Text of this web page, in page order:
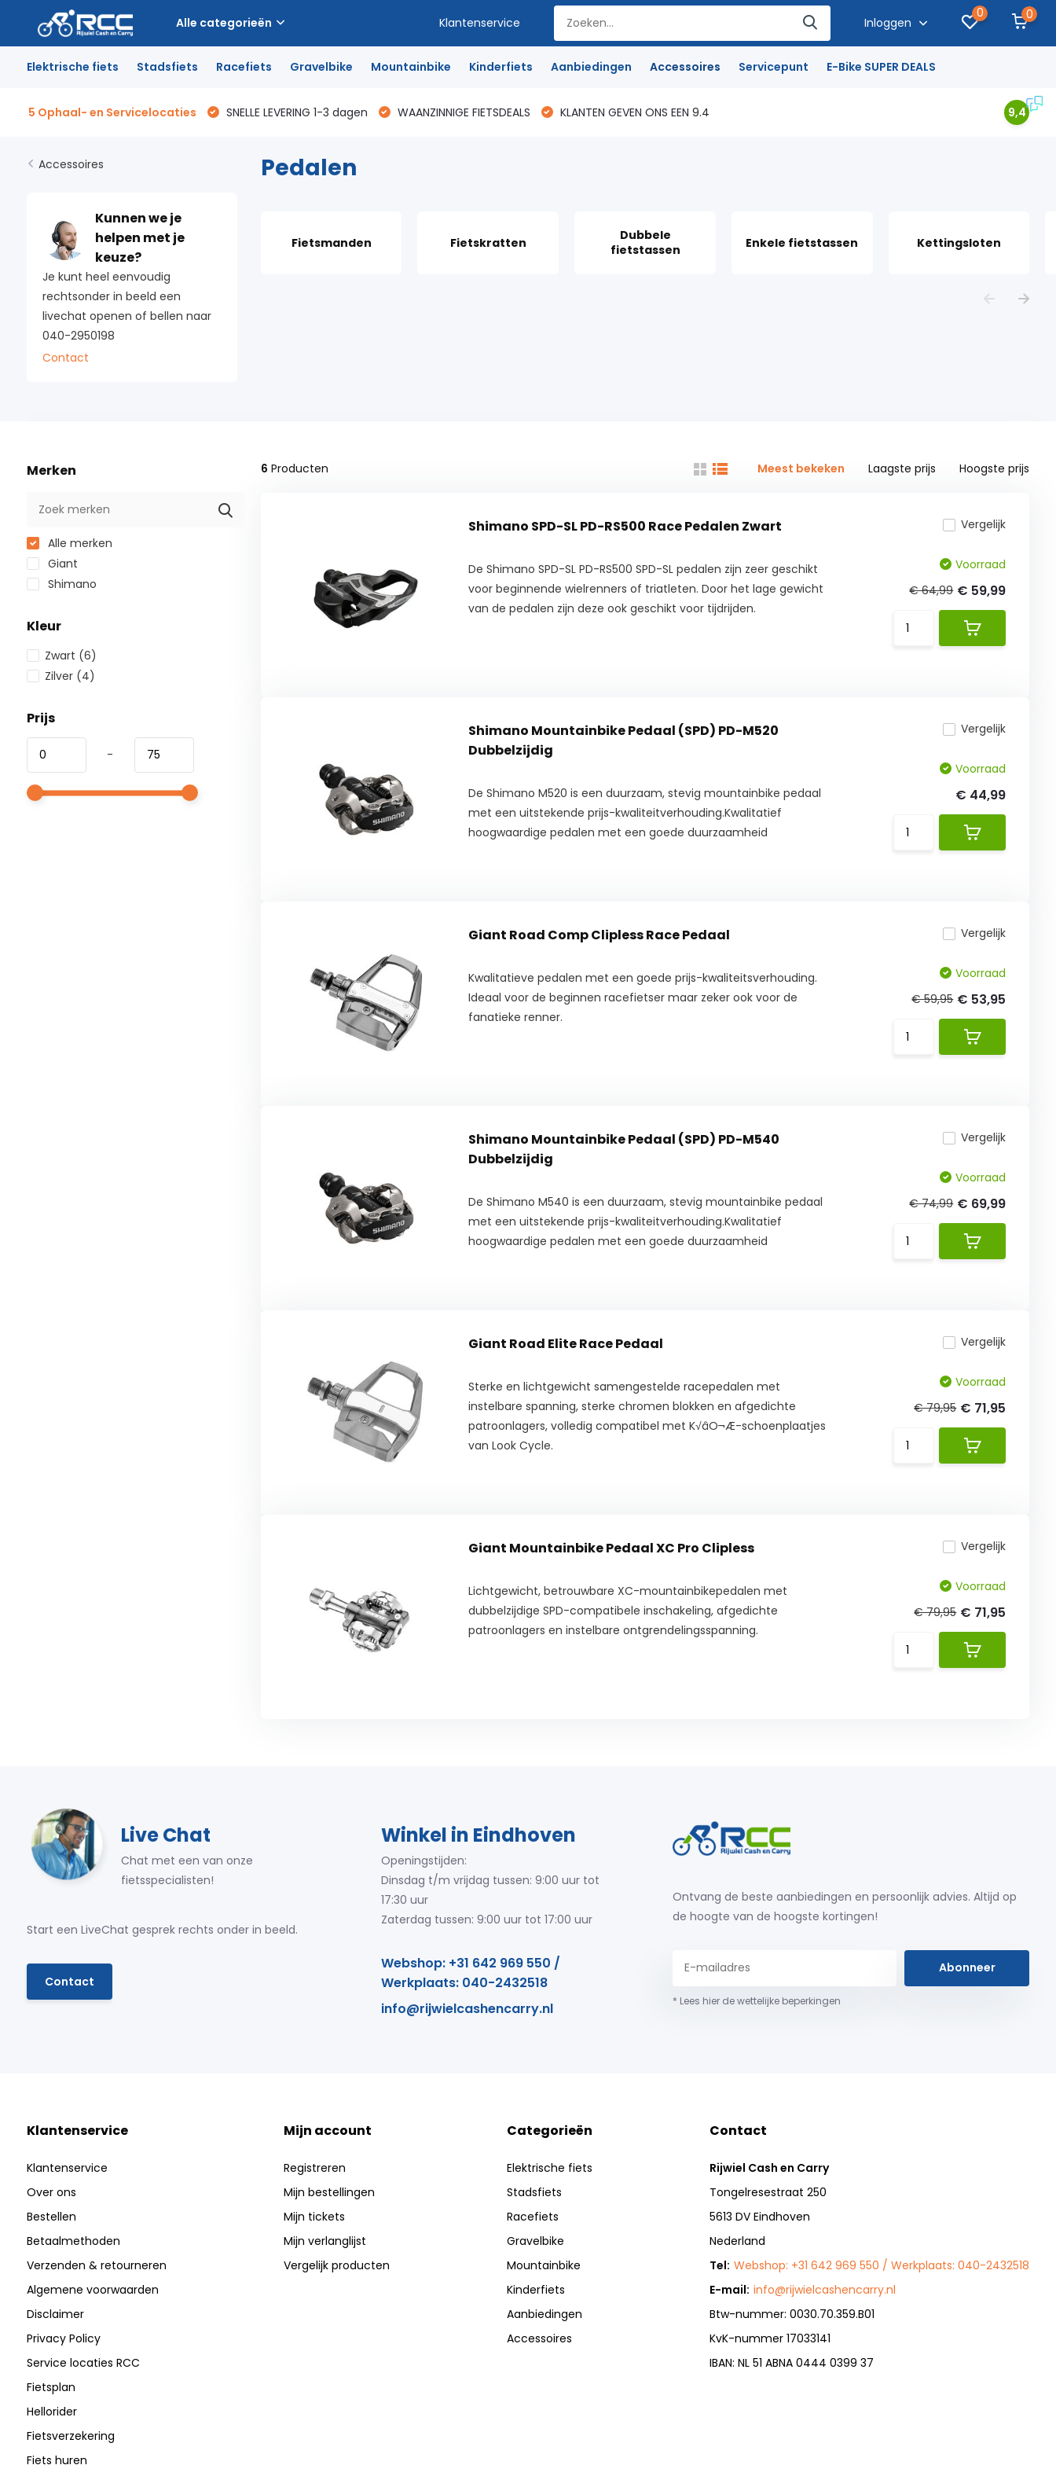
Alle categorieën Klantenservice Inloggen
0 0
Elektrische fiets Stadsfiets Racefiets Gravelbike Mountainbike Kinderfiets Aanbiedingen Accessoires Servicepunt E-Bike SUPER DEALS
5 Ophaal- en Servicelocaties SNELLE LEVERING 1-3 dagen WAANZINNIGE FIETSDEALS KLANTEN GEVEN ONS EEN 9.4 9,4
Accessoires
Kunnen we je
helpen met je
keuze?
Je kunt heel eenvoudig
rechtsonder in beeld een
livechat openen of bellen naar
040-2950198
Contact
Pedalen
Fietsmanden Fietskratten
Dubbele
fietstassen
Enkele fietstassen Kettingsloten
Merken
Alle merken
Giant
Shimano
Kleur
Zwart (6)
Zilver (4)
Prijs
-
6 Producten Meest bekeken Laagste prijs Hoogste prijs
Shimano SPD-SL PD-RS500 Race Pedalen Zwart
De Shimano SPD-SL PD-RS500 SPD-SL pedalen zijn zeer geschikt
voor beginnende wielrenners of triatleten. Door het lage gewicht
van de pedalen zijn deze ook geschikt voor tijdrijden.
Vergelijk
Voorraad
€ 64,99 € 59,99
Shimano Mountainbike Pedaal (SPD) PD-M520
Dubbelzijdig
De Shimano M520 is een duurzaam, stevig mountainbike pedaal
met een uitstekende prijs-kwaliteitverhouding.Kwalitatief
hoogwaardige pedalen met een goede duurzaamheid
Vergelijk
Voorraad
€ 44,99
Giant Road Comp Clipless Race Pedaal
Kwalitatieve pedalen met een goede prijs-kwaliteitsverhouding.
Ideaal voor de beginnen racefietser maar zeker ook voor de
fanatieke renner.
Vergelijk
Voorraad
€ 59,95 € 53,95
Shimano Mountainbike Pedaal (SPD) PD-M540
Dubbelzijdig
De Shimano M540 is een duurzaam, stevig mountainbike pedaal
met een uitstekende prijs-kwaliteitverhouding.Kwalitatief
hoogwaardige pedalen met een goede duurzaamheid
Vergelijk
Voorraad
€ 74,99 € 69,99
Giant Road Elite Race Pedaal
Sterke en lichtgewicht samengestelde racepedalen met
instelbare spanning, sterke chromen blokken en afgedichte
patroonlagers, volledig compatibel met K√âO¬Æ-schoenplaatjes
van Look Cycle.
Vergelijk
Voorraad
€ 79,95 € 71,95
Giant Mountainbike Pedaal XC Pro Clipless
Lichtgewicht, betrouwbare XC-mountainbikepedalen met
dubbelzijdige SPD-compatibele inschakeling, afgedichte
patroonlagers en instelbare ontgrendelingsspanning.
Vergelijk
Voorraad
€ 79,95 € 71,95
Live Chat
Chat met een van onze
fietsspecialisten!
Start een LiveChat gesprek rechts onder in beeld.
Contact
Winkel in Eindhoven
Openingstijden:
Dinsdag t/m vrijdag tussen: 9:00 uur tot
17:30 uur
Zaterdag tussen: 9:00 uur tot 17:00 uur
Webshop: +31 642 969 550 /
Werkplaats: 040-2432518
info@rijwielcashencarry.nl
Ontvang de beste aanbiedingen en persoonlijk advies. Altijd op
de hoogte van de hoogste kortingen!
Abonneer
* Lees hier de wettelijke beperkingen
Klantenservice
Klantenservice
Over ons
Bestellen
Betaalmethoden
Verzenden & retourneren
Algemene voorwaarden
Disclaimer
Privacy Policy
Service locaties RCC
Fietsplan
Hellorider
Fietsverzekering
Fiets huren
Mijn account
Registreren
Mijn bestellingen
Mijn tickets
Mijn verlanglijst
Vergelijk producten
Categorieën
Elektrische fiets
Stadsfiets
Racefiets
Gravelbike
Mountainbike
Kinderfiets
Aanbiedingen
Accessoires
Contact
Rijwiel Cash en Carry
Tongelresestraat 250
5613 DV Eindhoven
Nederland
Tel: Webshop: +31 642 969 550 / Werkplaats: 040-2432518
E-mail: info@rijwielcashencarry.nl
Btw-nummer: 0030.70.359.B01
KvK-nummer 17033141
IBAN: NL 51 ABNA 0444 0399 37